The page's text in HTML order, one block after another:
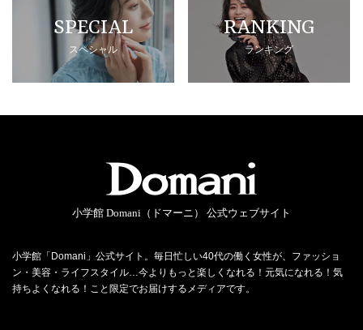
SPECIAL
スペシャル
RANKING
ランキング
小学館 Domani（ドマーニ） 公式ウェブサイト
小学館「Domani」公式サイト。毎日忙しい40代の働く女性が、ファッショ
ン・美容・ライフスタイル…今よりもっと楽しくなれる！元気になれる！気
持ちよくなれる！こと限定でお届けするメディアです。